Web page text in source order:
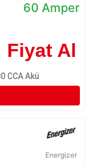
60 Amper
Fiyat Al
CCA Akü
Energizer